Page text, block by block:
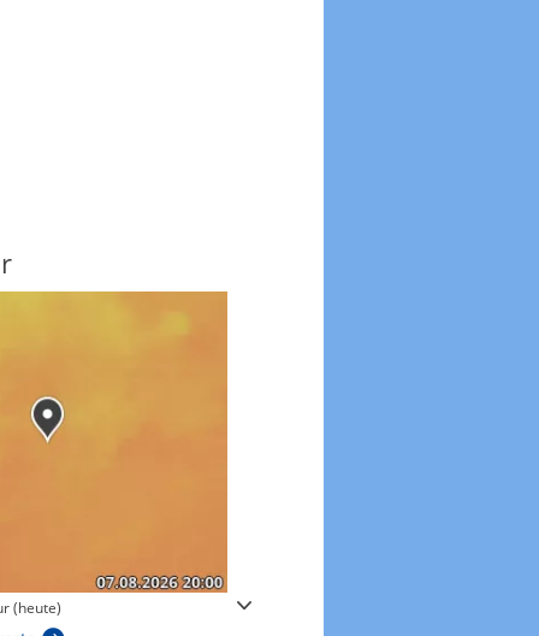
(heute) Windgeschwindigkeiten in 3h